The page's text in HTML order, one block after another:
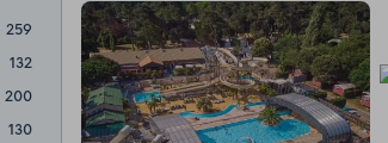
259
132
200
130